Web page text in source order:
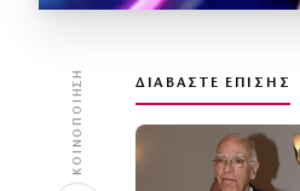
ΚΟΙΝΟΠΟΊΗΣΗ ΔΙΑΒΆΣΤΕ ΕΠΊΣΗΣ